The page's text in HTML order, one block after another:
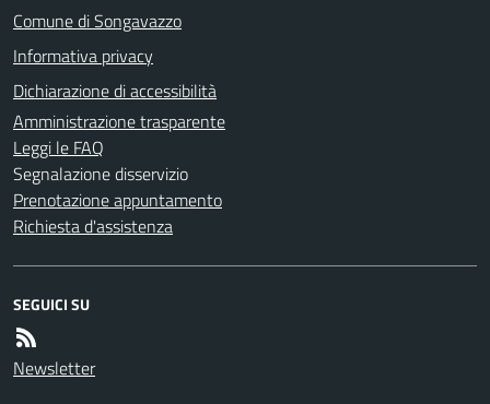
Comune di Songavazzo
Informativa privacy
Dichiarazione di accessibilità
Amministrazione trasparente
Leggi le FAQ
Segnalazione disservizio
Prenotazione appuntamento
Richiesta d'assistenza
SEGUICI SU
Newsletter